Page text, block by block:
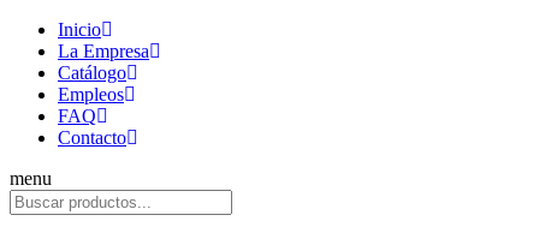
Inicio
La Empresa
Catálogo
Empleos
FAQ
Contacto
menu